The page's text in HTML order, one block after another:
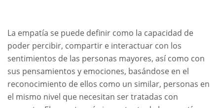
La empatía se puede definir como la capacidad de
poder percibir, compartir e interactuar con los
sentimientos de las personas mayores, así como con
sus pensamientos y emociones, basándose en el
reconocimiento de ellos como un similar, personas en
el mismo nivel que necesitan ser tratadas con